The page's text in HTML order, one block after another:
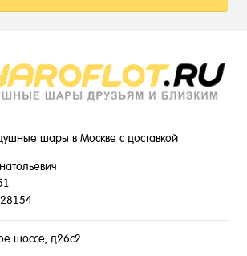
шары в Москве с доставкой
шоссе, д26с2